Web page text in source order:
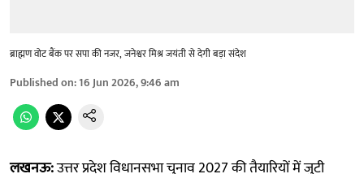
ब्राह्मण वोट बैंक पर सपा की नजर, जनेश्वर मिश्र जयंती से देगी बड़ा संदेश
Published on:16 Jun 2026, 9:46 am
लखनऊ:उत्तर प्रदेश विधानसभा चुनाव 2027 की तैयारियों में जुटी